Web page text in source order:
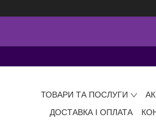
ТОВАРИ ТА ПОСЛУГИ
ДОСТАВКА І ОПЛАТА